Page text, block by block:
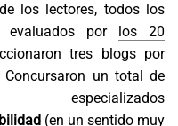
los lectores, todos los
evaluados por
los 20
tres blogs por
un total de
(en un sentido muy